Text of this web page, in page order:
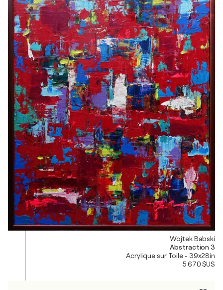
Wojtek Babski
Abstraction 3
Acrylique sur Toile - 39x28in
5 670 $US